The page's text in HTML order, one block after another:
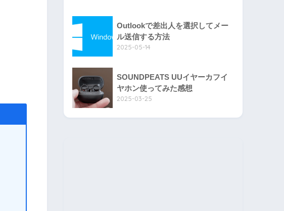
Outlookで差出人を選択してメー
ル送信する方法
2025-05-14
SOUNDPEATS UUイヤーカフイ
ヤホン使ってみた感想
2025-03-25